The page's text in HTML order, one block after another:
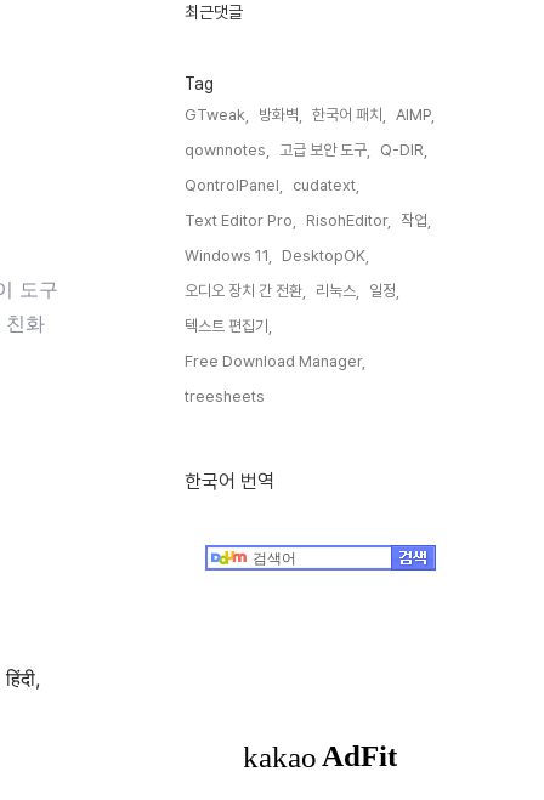
도구
친화
인
최근댓글
Tag
GTweak, 방화벽, 한국어 패치,
AIMP,
qownnotes,
고급 보안 도구,
Q-DIR,
QontrolPanel,
cudatext,
Text Editor Pro,
RisohEditor,
작업,
Windows 11,
DesktopOK,
오디오 장치 간 전환,
리눅스,
일정,
텍스트 편집기,
Free Download Manager,
treesheets,
한국어 번역